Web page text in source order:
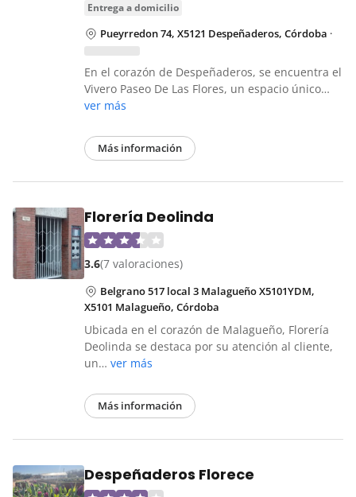
entrega a domicilio
Pueyrredon 74, X5121 Despeñaderos, Córdoba ·
En el corazón de Despeñaderos, se encuentra el
Vivero Paseo De Las Flores, un espacio único…
ver más
Más información
Florería Deolinda
3.6(7 valoraciones)
Belgrano 517 local 3 Malagueño X5101YDM,
X5101 Malagueño, Córdoba
Ubicada en el corazón de Malagueño, Florería
Deolinda se destaca por su atención al cliente,
un… ver más
Más información
Despeñaderos Florece